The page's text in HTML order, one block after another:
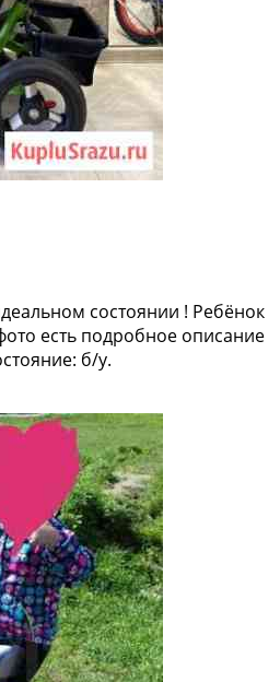
состоянии ! Ребёнок
есть подробное описание
б/у.